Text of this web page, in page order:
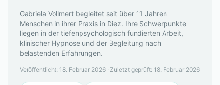
Gabriela Vollmert begleitet seit über 11 Jahren
Menschen in ihrer Praxis in Diez. Ihre Schwerpunkte
liegen in der tiefenpsychologisch fundierten Arbeit,
klinischer Hypnose und der Begleitung nach
belastenden Erfahrungen.
Veröffentlicht: 18. Februar 2026 · Zuletzt geprüft: 18. Februar 2026